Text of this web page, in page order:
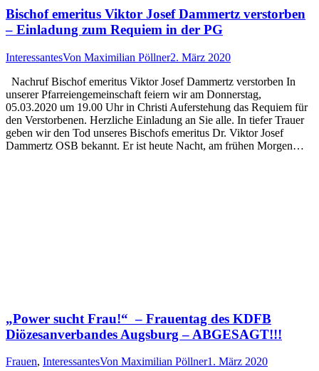
Bischof emeritus Viktor Josef Dammertz verstorben
– Einladung zum Requiem in der PG
InteressantesVon Maximilian Pöllner2. März 2020
Nachruf Bischof emeritus Viktor Josef Dammertz verstorben In
unserer Pfarreiengemeinschaft feiern wir am Donnerstag,
05.03.2020 um 19.00 Uhr in Christi Auferstehung das Requiem für
den Verstorbenen. Herzliche Einladung an Sie alle. In tiefer Trauer
geben wir den Tod unseres Bischofs emeritus Dr. Viktor Josef
Dammertz OSB bekannt. Er ist heute Nacht, am frühen Morgen…
„Power sucht Frau!“ – Frauentag des KDFB
Diözesanverbandes Augsburg – ABGESAGT!!!
Frauen, InteressantesVon Maximilian Pöllner1. März 2020